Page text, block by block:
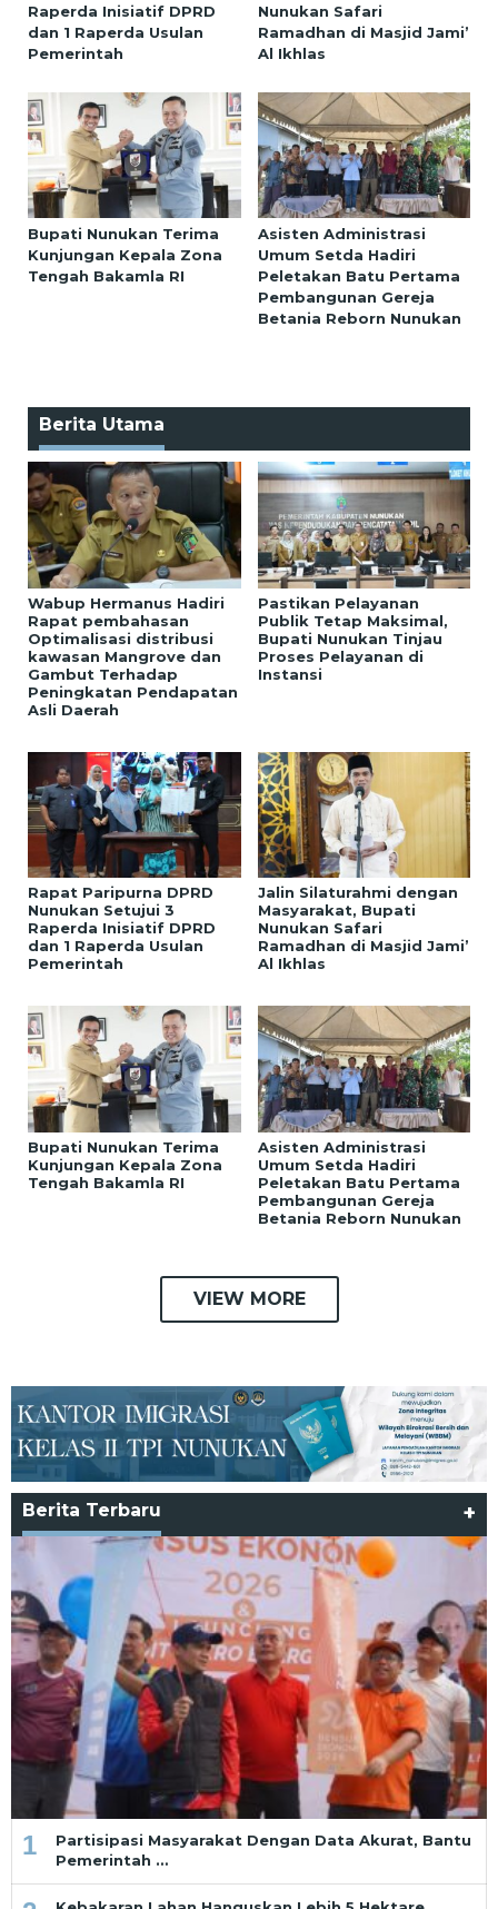
Raperda Inisiatif DPRD
dan 1 Raperda Usulan
Pemerintah
Nunukan Safari
Ramadhan di Masjid Jami’
Al Ikhlas
Bupati Nunukan Terima
Kunjungan Kepala Zona
Tengah Bakamla RI
Asisten Administrasi
Umum Setda Hadiri
Peletakan Batu Pertama
Pembangunan Gereja
Betania Reborn Nunukan
Berita Utama
Wabup Hermanus Hadiri
Rapat pembahasan
Optimalisasi distribusi
kawasan Mangrove dan
Gambut Terhadap
Peningkatan Pendapatan
Asli Daerah
Pastikan Pelayanan
Publik Tetap Maksimal,
Bupati Nunukan Tinjau
Proses Pelayanan di
Instansi
Rapat Paripurna DPRD
Nunukan Setujui 3
Raperda Inisiatif DPRD
dan 1 Raperda Usulan
Pemerintah
Jalin Silaturahmi dengan
Masyarakat, Bupati
Nunukan Safari
Ramadhan di Masjid Jami’
Al Ikhlas
Bupati Nunukan Terima
Kunjungan Kepala Zona
Tengah Bakamla RI
Asisten Administrasi
Umum Setda Hadiri
Peletakan Batu Pertama
Pembangunan Gereja
Betania Reborn Nunukan
VIEW MORE
Berita Terbaru +
1
Partisipasi Masyarakat Dengan Data Akurat, Bantu
Pemerintah …